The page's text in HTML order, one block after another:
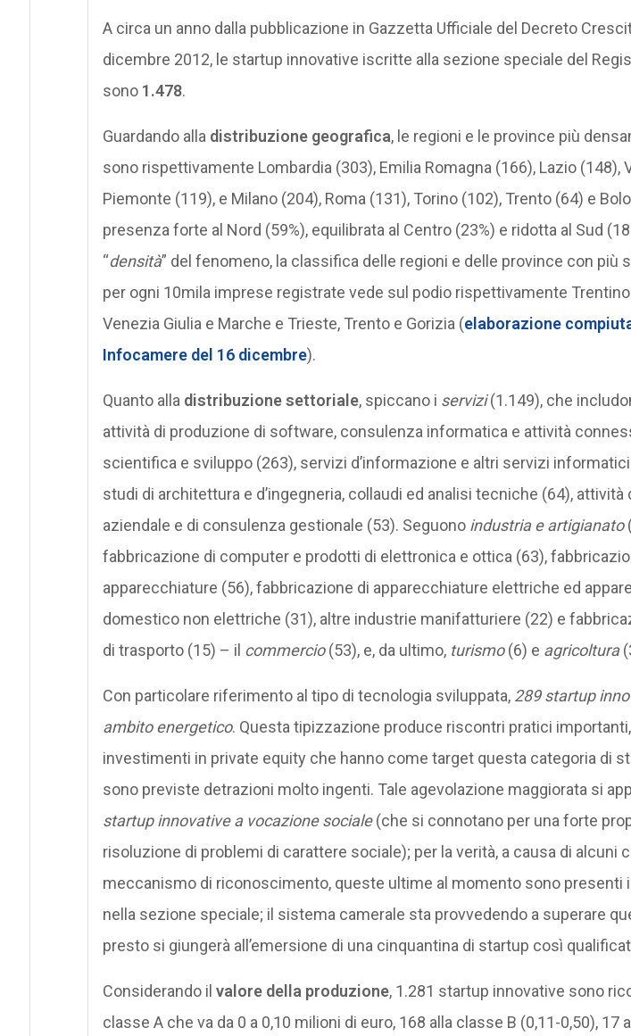
A circa un anno dalla pubblicazione in Gazzetta Ufficiale del Decreto
dicembre 2012, le startup innovative iscritte alla sezione speciale del
sono 1.478.
Guardando alla distribuzione geografica, le regioni e le province più
sono rispettivamente Lombardia (303), Emilia Romagna (166), Lazio (148),
Piemonte (119), e Milano (204), Roma (131), Torino (102), Trento (64) e
presenza forte al Nord (59%), equilibrata al Centro (23%) e ridotta al Sud
“densità” del fenomeno, la classifica delle regioni e delle province con più
per ogni 10mila imprese registrate vede sul podio rispettivamente Trentino
Venezia Giulia e Marche e Trieste, Trento e Gorizia (elaborazione
Infocamere del 16 dicembre).
Quanto alla distribuzione settoriale, spiccano i servizi(1.149), che
attività di produzione di software, consulenza informatica e attività
scientifica e sviluppo (263), servizi d’informazione e altri servizi
studi di architettura e d’ingegneria, collaudi ed analisi tecniche (64), attività
aziendale e di consulenza gestionale (53). Seguono industria e artigianato
fabbricazione di computer e prodotti di elettronica e ottica (63),
apparecchiature (56), fabbricazione di apparecchiature elettriche ed
domestico non elettriche (31), altre industrie manifatturiere (22) e
di trasporto (15) – il commercio(53), e, da ultimo, turismo(6) e agricoltura
Con particolare riferimento al tipo di tecnologia sviluppata, 289 startup
ambito energetico. Questa tipizzazione produce riscontri pratici
investimenti in private equity che hanno come target questa categoria di
sono previste detrazioni molto ingenti. Tale agevolazione maggiorata si
startup innovative a vocazione sociale(che si connotano per una forte
risoluzione di problemi di carattere sociale); per la verità, a causa di alcuni
meccanismo di riconoscimento, queste ultime al momento sono presenti
nella sezione speciale; il sistema camerale sta provvedendo a superare
presto si giungerà all’emersione di una cinquantina di startup così
Considerando il valore della produzione, 1.281 startup innovative sono
classe A che va da 0 a 0,10 milioni di euro, 168 alla classe B (0,11-0,50), 17